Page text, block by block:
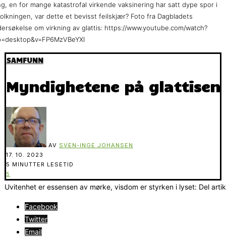
en for mange katastrofal virkende vaksinering har satt dype spor i
var dette et bevisst feilskjær? Foto fra Dagbladets
om virkning av glattis: https://www.youtube.com/watch?
SAMFUNN
Myndighetene på
AV SVEN-INGE JOHANSEN
17. 10. 2023
5 MINUTTER LESETID
5
Uvitenhet er essensen av mørke, visdom er styrken i lyset: Del
Facebook
Twitter
Email